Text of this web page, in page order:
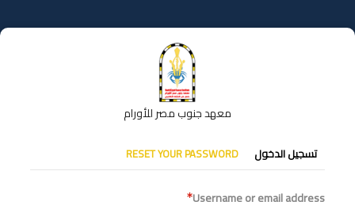
إلى
المحتوى
معهد جنوب مصر للأورام
التبويبات
الأساسية
تسجيل الدخول RESET YOUR PASSWORD
Username or email address